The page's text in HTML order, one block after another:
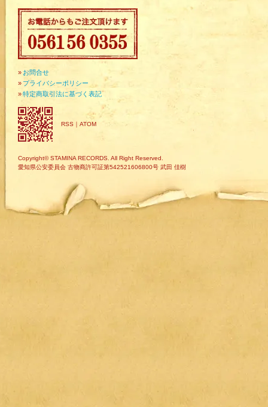
» お問合せ
» プライバシーポリシー
»特定商取引法に基づく表記
RSS ｜ ATOM
Copyright© STAMINA RECORDS. All Right Reserved.
愛知県公安委員会 古物商許可証第542521606800号 武田 佳樹